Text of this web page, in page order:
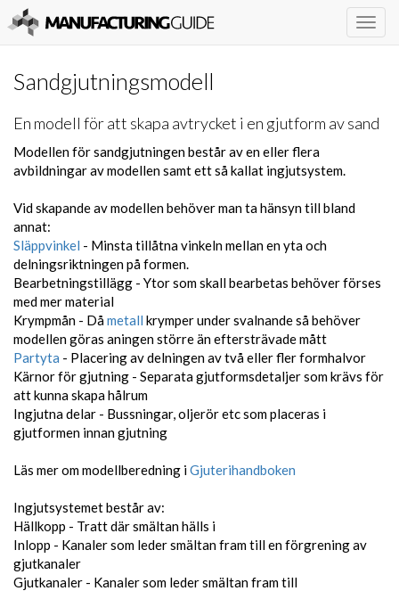
Sandgjutningsmodell
En modell för att skapa avtrycket i en gjutform av sand
Modellen för sandgjutningen består av en eller flera
avbildningar av modellen samt ett så kallat ingjutsystem.
Vid skapande av modellen behöver man ta hänsyn till bland
annat:
Släppvinkel - Minsta tillåtna vinkeln mellan en yta och
delningsriktningen på formen.
Bearbetningstillägg - Ytor som skall bearbetas behöver förses
med mer material
Krympmån - Dåmetall krymper under svalnande så behöver
modellen göras aningen större än eftersträvade mått
Partyta - Placering av delningen av två eller fler formhalvor
Kärnor för gjutning - Separata gjutformsdetaljer som krävs för
att kunna skapa hålrum
Ingjutna delar - Bussningar, oljerör etc som placeras i
gjutformen innan gjutning
Läs mer om modellberedning iGjuterihandboken
Ingjutsystemet består av:
Hällkopp - Tratt där smältan hälls i
Inlopp - Kanaler som leder smältan fram till en förgrening av
gjutkanaler
Gjutkanaler - Kanaler som leder smältan fram till